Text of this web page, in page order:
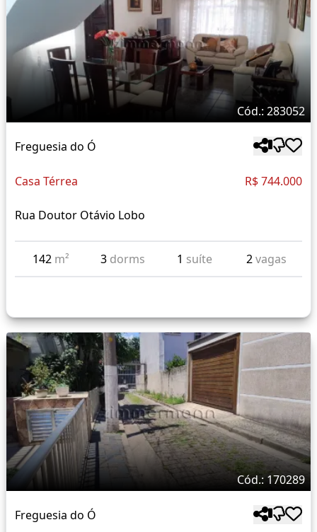
Cód.: 283052
Freguesia do Ó
Casa Térrea R$ 744.000
Rua Doutor Otávio Lobo
142 m² 3 dorms 1 suíte 2vagas
Cód.: 170289
Freguesia do Ó